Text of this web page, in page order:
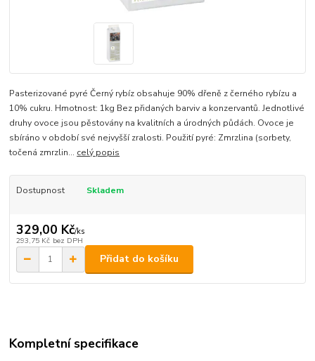
Pasterizované pyré Černý rybíz obsahuje 90% dřeně z černého rybízu a
10% cukru. Hmotnost: 1kg Bez přidaných barviv a konzervantů. Jednotlivé
druhy ovoce jsou pěstovány na kvalitních a úrodných půdách. Ovoce je
sbíráno v období své nejvyšší zralosti. Použití pyré: Zmrzlina (sorbety,
točená zmrzlin... celý popis
Dostupnost Skladem
329,00 Kč/ks
293,75 Kč bez DPH
Přidat do košíku
Kompletní specifikace